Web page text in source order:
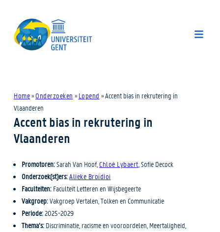
Home»Onderzoeken » Lopend »Accent bias in rekrutering in
Vlaanderen
Accent bias in rekrutering in
Vlaanderen
Promotoren:Sarah Van Hoof,Chloé Lybaert, Sofie Decock
Onderzoek(st)ers:Alieke Broidioi
Faculteiten: Faculteit Letteren en Wijsbegeerte
Vakgroep:Vakgroep Vertalen, Tolken en Communicatie
Periode:2025-2029
Thema’s: Discriminatie, racisme en vooroordelen, Meertaligheid,